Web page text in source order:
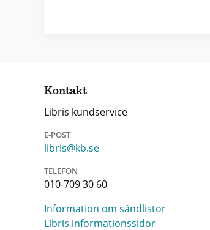
Kontakt
Libris kundservice
E-POST
libris@kb.se
TELEFON
010-709 30 60
Information om sändlistor
Libris informationssidor